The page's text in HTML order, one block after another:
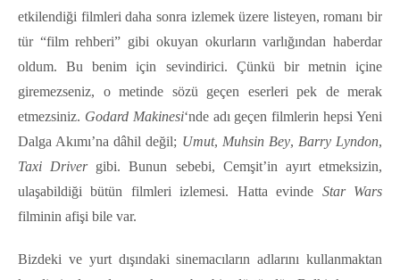
etkilendiği filmleri daha sonra izlemek üzere listeyen, romanı bir
tür “film rehberi” gibi okuyan okurların varlığından haberdar
oldum. Bu benim için sevindirici. Çünkü bir metnin içine
giremezseniz, o metinde sözü geçen eserleri pek de merak
etmezsiniz. Godard Makinesi‘nde adı geçen filmlerin hepsi Yeni
Dalga Akımı’na dâhil değil; Umut, Muhsin Bey, Barry Lyndon,
Taxi Drivergibi. Bunun sebebi, Cemşit’in ayırt etmeksizin,
ulaşabildiği bütün filmleri izlemesi. Hatta evinde Star Wars
filminin afişi bile var.
Bizdeki ve yurt dışındaki sinemacıların adlarını kullanmaktan